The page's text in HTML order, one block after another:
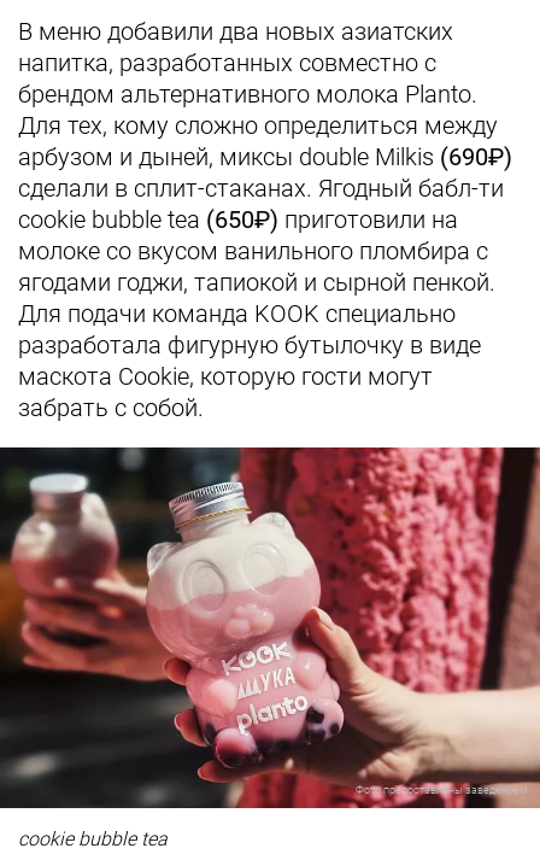
В меню добавили два новых азиатских
напитка, разработанных совместно с
брендом альтернативного молока Planto.
Для тех, кому сложно определиться между
арбузом и дыней, миксы double Milkis (690₽)
сделали в сплит-стаканах. Ягодный бабл-ти
сookie bubble tea (650₽) приготовили на
молоке со вкусом ванильного пломбира с
ягодами годжи, тапиокой и сырной пенкой.
Для подачи команда KOOK специально
разработала фигурную бутылочку в виде
маскота Cookie, которую гости могут
забрать с собой.
Фото предоставлены заведением
сookie bubble tea